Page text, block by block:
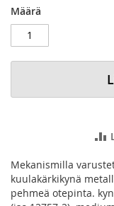
Määrä
Mekanismilla
kuulakärkikynä
pehmeä otepinta.